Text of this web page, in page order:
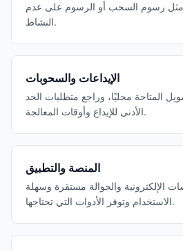
مثل رسوم السحب أو الرسوم على عدم
النشاط.
الإيداعات والسحوبات
المتاحة محليًا، وراجع متطلبات الحد
الأدنى للإيداع وأوقات المعالجة.
المنصة والتطبيق
الإلكترونية والجوالة مستقرة وسهلة
الاستخدام وتوفر الأدوات التي تحتاجها.